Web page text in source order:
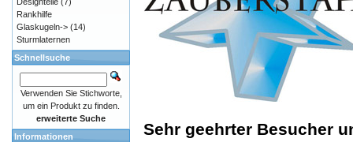
Sehr geehrter Besucher
Rankhilfe
Glaskugeln-> (14)
Sturmlaternen
Schnellsuche
Verwenden Sie Stichworte,
um ein Produkt zu finden.
erweiterte Suche
Informationen